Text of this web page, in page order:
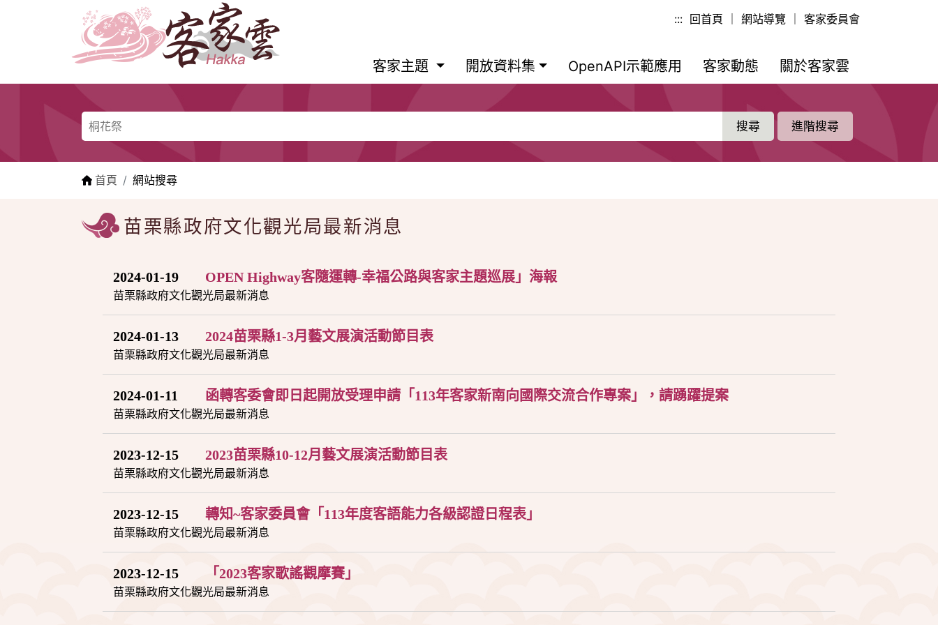
::: 回首頁 網站導覽 客家委員會
客家主題 開放資料集 OpenAPI示範應用 客家動態 關於客家雲
::: 進階搜尋
首頁 網站搜尋
苗栗縣政府文化觀光局最新消息
2024-01-19 OPEN Highway客隨運轉-幸福公路與客家主題巡展」海報
苗栗縣政府文化觀光局最新消息
2024-01-13 2024苗栗縣1-3月藝文展演活動節目表
苗栗縣政府文化觀光局最新消息
2024-01-11 函轉客委會即日起開放受理申請「113年客家新南向國際交流合作專案」，請踴躍提案
苗栗縣政府文化觀光局最新消息
2023-12-15 2023苗栗縣10-12月藝文展演活動節目表
苗栗縣政府文化觀光局最新消息
2023-12-15 轉知~客家委員會「113年度客語能力各級認證日程表」
苗栗縣政府文化觀光局最新消息
2023-12-15 「2023客家歌謠觀摩賽」
苗栗縣政府文化觀光局最新消息